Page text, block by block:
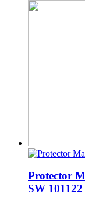
Protector
SW 101122